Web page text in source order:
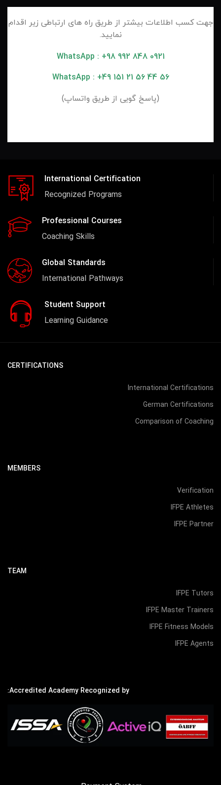
جهت كسب اطلاعات بيشتر از طريق راه های ارتباطی زیر اقدام
نمایید.
WhatsApp : +98 992 848 0921
WhatsApp : +49 151 21 56 44 56
(پاسخ گویی از طریق واتساپ)
International Certification
Recognized Programs
Professional Courses
Coaching Skills
Global Standards
International Pathways
Student Support
Learning Guidance
CERTIFICATIONS
International Certifications
German Certifications
Comparison of Coaching
MEMBERS
Verification
IFPE Athletes
IFPE Partner
TEAM
IFPE Tutors
IFPE Master Trainers
IFPE Fitness Models
IFPE Agents
Accredited Academy Recognized by: